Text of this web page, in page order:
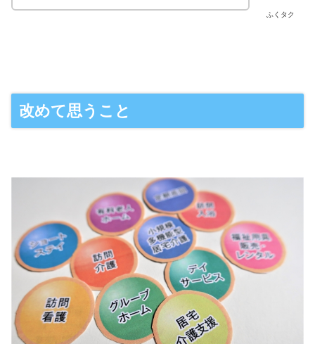
ふくタク
改めて思うこと